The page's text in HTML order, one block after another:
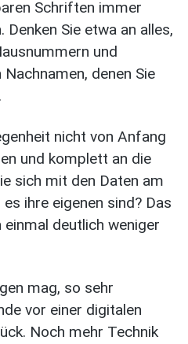
Schriften immer
Denken Sie etwa an alles,
und
denen Sie
nicht von Anfang
und komplett an die
sich mit den Daten am
ihre eigenen sind? Das
deutlich weniger
mag, so sehr
vor einer digitalen
Noch mehr Technik